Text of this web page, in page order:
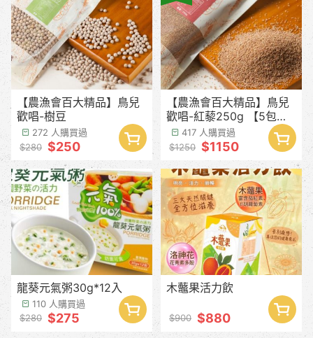
【農漁會百大精品】鳥兒
歡唱-樹豆
272 人購買過
$280 $250
【農漁會百大精品】鳥兒
歡唱-紅藜250g 【5包免
運優惠】
417 人購買過
$1250 $1150
龍葵元氣粥30g*12入
110 人購買過
$280 $275
木虌果活力飲
$900 $880